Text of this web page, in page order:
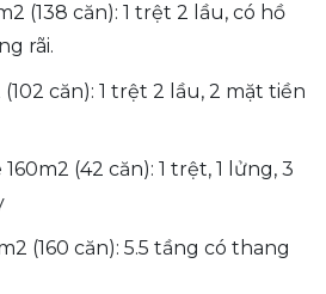
(138 căn): 1 trệt 2 lầu, có hồ
rãi.
căn): 1 trệt 2 lầu, 2 mặt tiền
(42 căn): 1 trệt, 1 lửng, 3
(160 căn): 5.5 tầng có thang